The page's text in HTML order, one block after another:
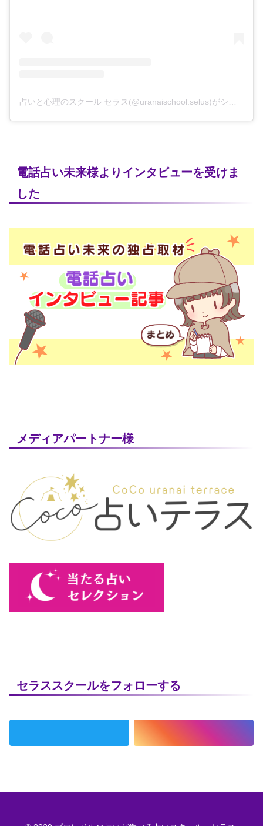
電話占い未来様よりインタビューを受けま
した
メディアパートナー様
セラススクールをフォローする